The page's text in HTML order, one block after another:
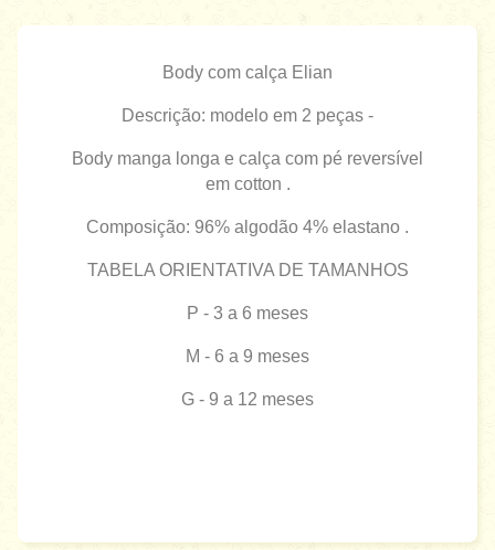
Body com calça Elian
Descrição: modelo em 2 peças -
Body manga longa e calça com pé reversível
em cotton .
Composição: 96% algodão 4% elastano .
TABELA ORIENTATIVA DE TAMANHOS
P - 3 a 6 meses
M - 6 a 9 meses
G - 9 a 12 meses